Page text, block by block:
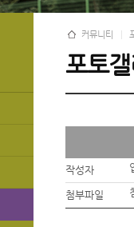
커뮤니티
포토갤
작성자
첨부파일